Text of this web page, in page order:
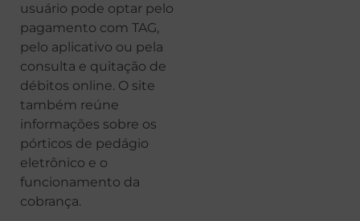
usuário pode optar pelo
pagamento com TAG,
pelo aplicativo ou pela
consulta e quitação de
débitos online. O site
também reúne
informações sobre os
pórticos de pedágio
eletrônico e o
funcionamento da
cobrança.